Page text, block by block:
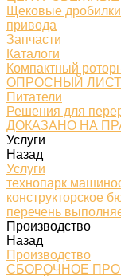
Щековые
привода
Запчасти
Каталоги
Компактный
ОПРОСНЫЙ ЛИСТ
Питатели
Решения для
ДОКАЗАНО НА
Услуги
Назад
Услуги
технопарк
конструкторское
перечень
Производство
Назад
Производство
СБОРОЧНОЕ